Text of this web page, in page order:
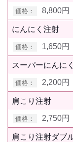
8,800円
にんにく注射
1,650円
スーパーにんに
2,200円
肩こり注射
2,750円
肩こり注射ダブ